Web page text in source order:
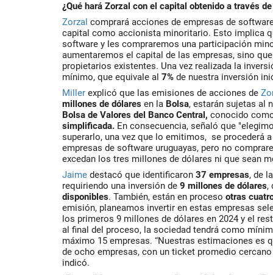
¿Qué hará Zorzal con el capital obtenido a través
Zorzal comprará acciones de empresas de
capital como accionista minoritario. Esto implica
software y les compraremos una participación
aumentaremos el capital de las empresas, sino
propietarios existentes. Una vez realizada la
mínimo, que equivale al 7% de nuestra inversión
Miller explicó que las emisiones de acciones de
millones de dólares en la Bolsa, estarán sujetas al
Bolsa de Valores del Banco Central, conocido
simplificada. En consecuencia, señaló que
superarlo, una vez que lo emitimos, se procederá
empresas de software uruguayas, pero no
excedan los tres millones de dólares ni que sean
Jaime destacó que identificaron 37 empresas, de
requiriendo una inversión de 9 millones de dólares,
disponibles. También, están en proceso otras
emisión, planeamos invertir en estas empresas
los primeros 9 millones de dólares en 2024 y el
al final del proceso, la sociedad tendrá como
máximo 15 empresas. “Nuestras estimaciones es
de ocho empresas, con un ticket promedio
indicó.